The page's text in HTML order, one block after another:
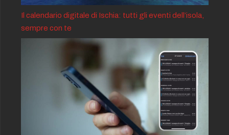
Il calendario digitale di Ischia: tutti gli eventi dell’isola,
sempre con te